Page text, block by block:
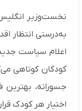
نخست‌وزیر
به‌درستی انتظار
اعلام سیاست
کودکان کوتاهی
جسورانه، بهترین
اختیار هر کودک